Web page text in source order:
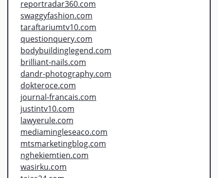
reportradar360.com
swaggyfashion.com
taraftariumtv10.com
questionquery.com
bodybuildinglegend.com
brilliant-nails.com
dandr-photography.com
dokteroce.com
journal-francais.com
justintv10.com
lawyerule.com
mediamingleseaco.com
mtsmarketingblog.com
nghekiemtien.com
wasirku.com